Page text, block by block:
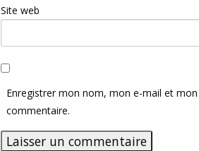
Site web
Enregistrer mon nom, mon e-mail et
commentaire.